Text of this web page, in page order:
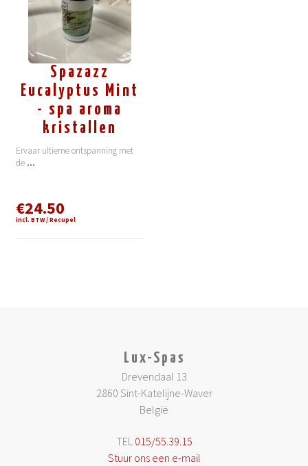
Spazazz
Eucalyptus Mint
- spa aroma
kristallen
Ervaar ultieme ontspanning met
de ...
€24.50
incl. BTW / Recupel
Lux-Spas
Drevendaal 13
2860 Sint-Katelijne-Waver
België
TEL 015/55.39.15
Stuur ons een e-mail